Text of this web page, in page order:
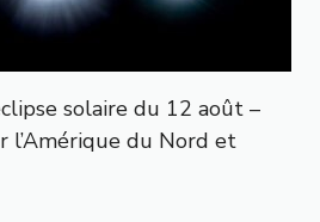
solaire du 12 août –
l’Amérique du Nord et